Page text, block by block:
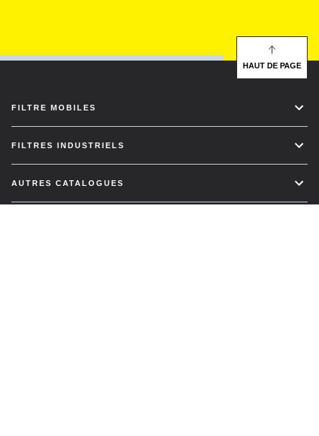
FILTRE MOBILES
FILTRES INDUSTRIELS
AUTRES CATALOGUES
HAUT DE PAGE